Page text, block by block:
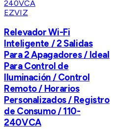
EZVIZ
Relevador Wi-Fi
Inteligente / 2 Salidas
Para 2 Apagadores / Ideal
Para Control de
Iluminación / Control
Remoto / Horarios
Personalizados / Registro
de Consumo / 110-
240VCA